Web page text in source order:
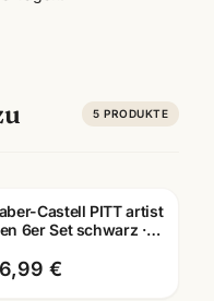
5 PRODUKTE
Castell PITT artist
6er Set schwarz ·
€